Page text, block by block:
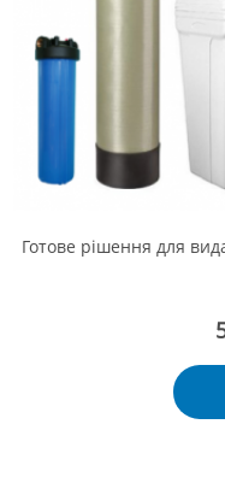
Готове рішення для